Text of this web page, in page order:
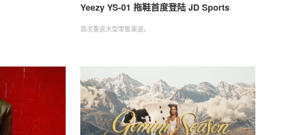
Yeezy YS-01 拖鞋首度登陆 JD Sports
首次重返大型零售渠道。